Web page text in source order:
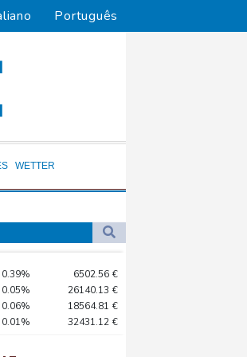
Português
WETTER
0.39% 6502.56 €
0.05% 26140.13 €
0.06% 18564.81 €
0.01% 32431.12 €
-0.21%